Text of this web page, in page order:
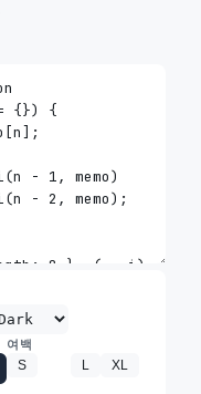
여백
S L XL